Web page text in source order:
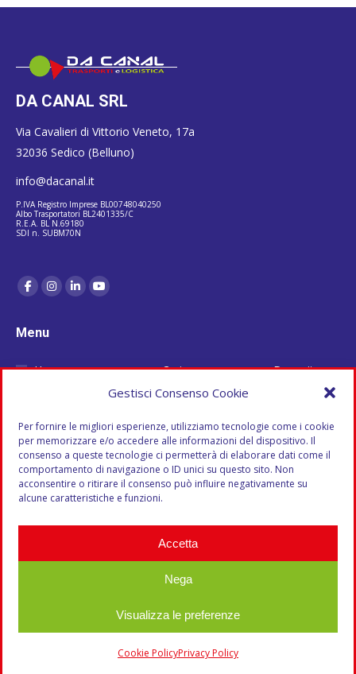
Gestisci Consenso Cookie
Per fornire le migliori esperienze, utilizziamo tecnologie come i cookie
per memorizzare e/o accedere alle informazioni del dispositivo. Il
consenso a queste tecnologie ci permetterà di elaborare dati come il
comportamento di navigazione o ID unici su questo sito. Non
acconsentire o ritirare il consenso può influire negativamente su
alcune caratteristiche e funzioni.
Accetta
Nega
Visualizza le preferenze
Cookie PolicyPrivacy Policy
DA CANAL SRL
Via Cavalieri di Vittorio Veneto, 17a
32036 Sedico (Belluno)
info@dacanal.it
P.IVA Registro Imprese BL00748040250
Albo Trasportatori BL2401335/C
R.E.A. BL N.69180
SDI n. SUBM70N
Menu
Home
Storia
Vantaggi
Struttura
Automezzi
Carico
Completo
Espressi
Europei
Logistica
Analisi e
cliente
Scarico
Deposito e
Stoccaggio
Domicilio
Blog
Contatti
Useful Links